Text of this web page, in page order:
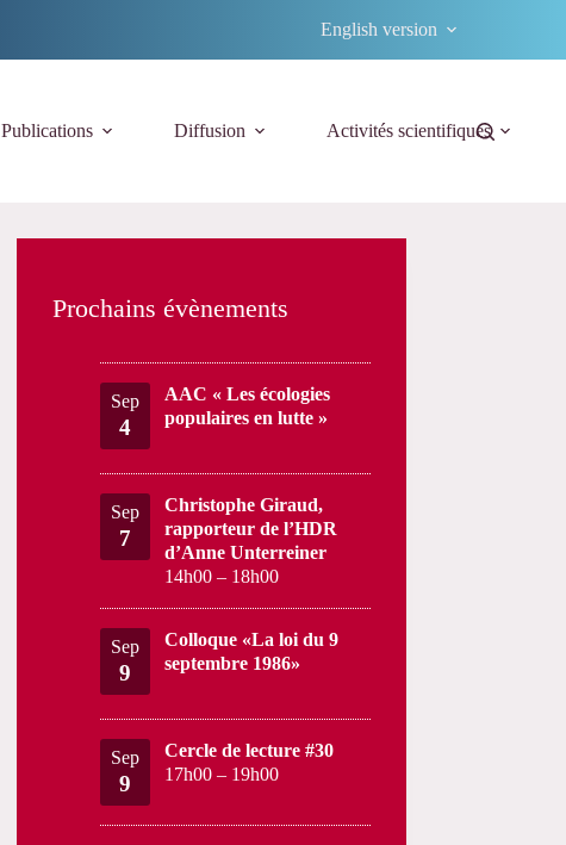
English version
Publications Diffusion Activités scientifiques
Prochains évènements
Sep
4
AAC « Les écologies
populaires en lutte »
Sep
7
Christophe Giraud,
rapporteur de l’HDR
d’Anne Unterreiner
14h00 – 18h00
Sep
9
Colloque «La loi du 9
septembre 1986»
Sep
9
Cercle de lecture #30
17h00 – 19h00